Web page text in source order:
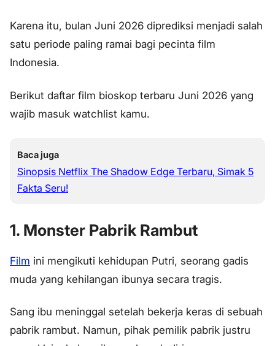
Karena itu, bulan Juni 2026 diprediksi menjadi salah
satu periode paling ramai bagi pecinta film
Indonesia.
Berikut daftar film bioskop terbaru Juni 2026 yang
wajib masuk watchlist kamu.
Baca juga
Sinopsis Netflix The Shadow Edge Terbaru, Simak 5
Fakta Seru!
1. Monster Pabrik Rambut
Film ini mengikuti kehidupan Putri, seorang gadis
muda yang kehilangan ibunya secara tragis.
Sang ibu meninggal setelah bekerja keras di sebuah
pabrik rambut. Namun, pihak pemilik pabrik justru